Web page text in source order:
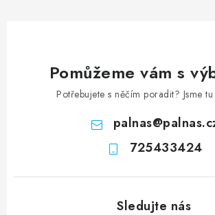
Pomůžeme vám s
Potřebujete s něčím poradit? Jsme
palnas@
725433424